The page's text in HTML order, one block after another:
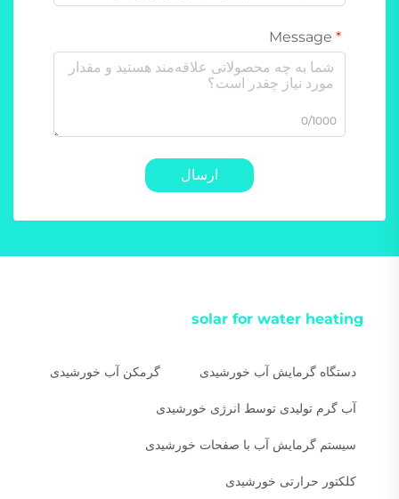
0/1000
ارسال
solar for water heating
دستگاه گرمایش آب خورشیدی گرمکن آب خورشیدی
آب گرم تولیدی توسط انرژی خورشیدی
سیستم گرمایش آب با صفحات خورشیدی
کلکتور حرارتی خورشیدی